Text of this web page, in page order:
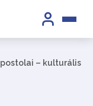
– kulturális